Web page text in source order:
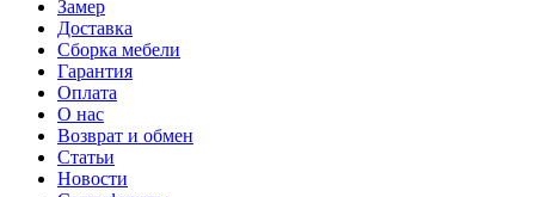
Замер
Доставка
Сборка мебели
Гарантия
Оплата
О нас
Возврат и обмен
Статьи
Новости